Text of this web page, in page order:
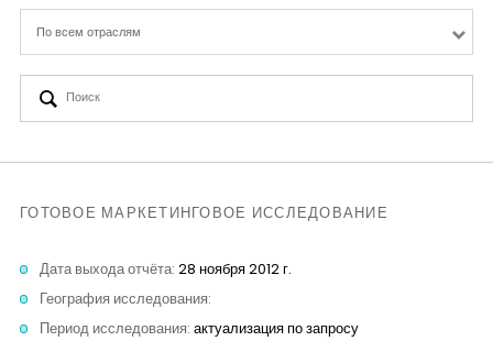
Услуги
Новая реальность
Аналитика
Контакты
По всем отраслям
ГОТОВОЕ МАРКЕТИНГОВОЕ ИССЛЕДОВАНИЕ
Дата выхода отчёта: 28 ноября 2012 г.
География исследования:
Период исследования: актуализация по запросу